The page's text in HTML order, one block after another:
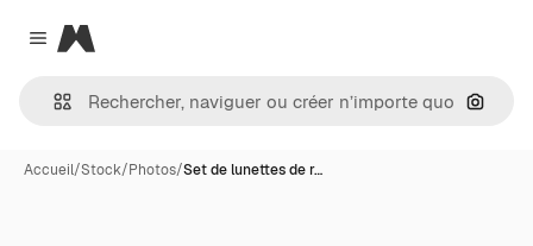
Close menu
Magnific
Accueil/Stock/Photos/Set de lunettes de r…